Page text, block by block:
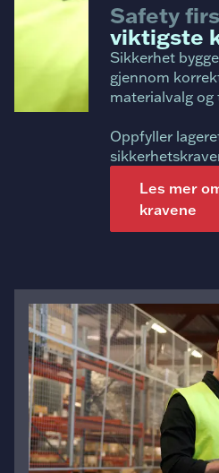
Safety
viktigste
Sikkerhet
gjennom
materialvalg
Oppfyller
Les mer
kravene